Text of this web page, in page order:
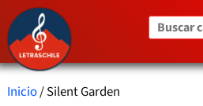
Buscar
Inicio/ Silent Garden